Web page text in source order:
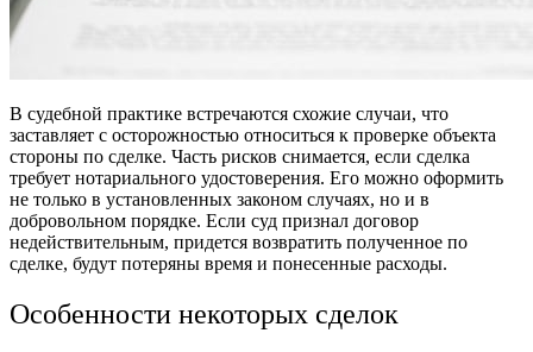
В судебной практике встречаются схожие случаи, что
заставляет с осторожностью относиться к проверке объекта
стороны по сделке. Часть рисков снимается, если сделка
требует нотариального удостоверения. Его можно оформить
не только в установленных законом случаях, но и в
добровольном порядке. Если суд признал договор
недействительным, придется возвратить полученное по
сделке, будут потеряны время и понесенные расходы.
Особенности некоторых сделок